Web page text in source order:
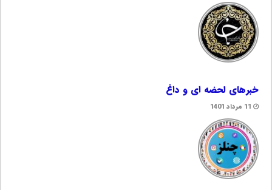
خبرهای لحضه ای و داغ
11 مرداد 1401